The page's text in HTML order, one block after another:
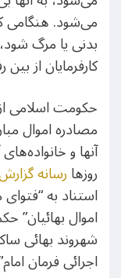
می‌شود.
بدنی یا مرگ
کارفرمایان از
حکومت اسلامی از
مصادره اموال
آنها و
روزهارسانه
استناد به
اموال بهائیان”
شهروند بهائی
اجرائی فرمان